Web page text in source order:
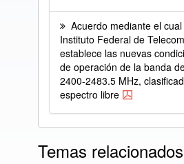
Acuerdo mediante el
Instituto Federal de
establece las nuevas
de operación de la banda
2400-2483.5 MHz,
espectro libre
Temas relacionados